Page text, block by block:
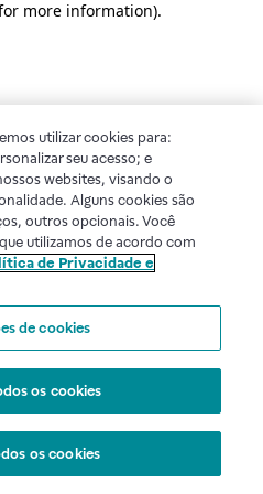
more information).
utilizar cookies para:
seu acesso; e
websites, visando o
Alguns cookies são
outros opcionais. Você
utilizamos de acordo com
de Privacidade e
de cookies
os cookies
os cookies